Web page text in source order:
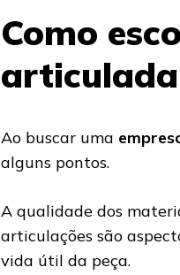
Como
Ao buscar uma
alguns pontos.
A qualidade dos
articulações são
vida útil da peça.